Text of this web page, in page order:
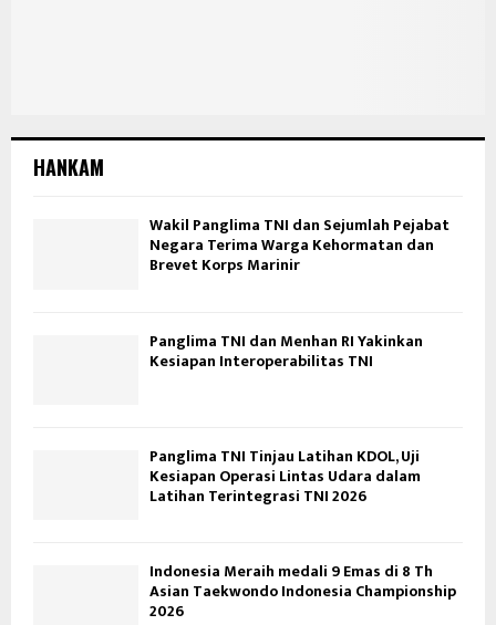
HANKAM
Wakil Panglima TNI dan Sejumlah Pejabat
Negara Terima Warga Kehormatan dan
Brevet Korps Marinir
Panglima TNI dan Menhan RI Yakinkan
Kesiapan Interoperabilitas TNI
Panglima TNI Tinjau Latihan KDOL, Uji
Kesiapan Operasi Lintas Udara dalam
Latihan Terintegrasi TNI 2026
Indonesia Meraih medali 9 Emas di 8 Th
Asian Taekwondo Indonesia Championship
2026